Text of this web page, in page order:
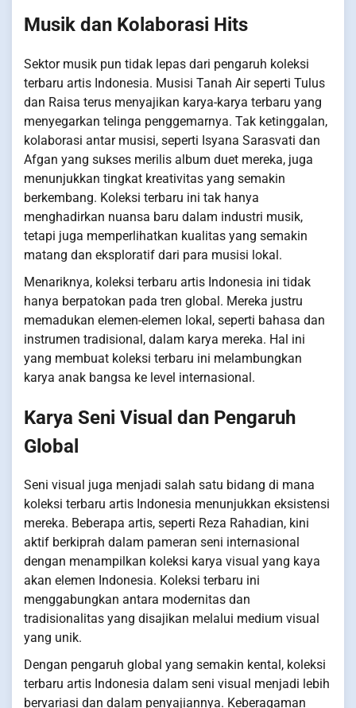
Musik dan Kolaborasi Hits
Sektor musik pun tidak lepas dari pengaruh koleksi
terbaru artis Indonesia. Musisi Tanah Air seperti Tulus
dan Raisa terus menyajikan karya-karya terbaru yang
menyegarkan telinga penggemarnya. Tak ketinggalan,
kolaborasi antar musisi, seperti Isyana Sarasvati dan
Afgan yang sukses merilis album duet mereka, juga
menunjukkan tingkat kreativitas yang semakin
berkembang. Koleksi terbaru ini tak hanya
menghadirkan nuansa baru dalam industri musik,
tetapi juga memperlihatkan kualitas yang semakin
matang dan eksploratif dari para musisi lokal.
Menariknya, koleksi terbaru artis Indonesia ini tidak
hanya berpatokan pada tren global. Mereka justru
memadukan elemen-elemen lokal, seperti bahasa dan
instrumen tradisional, dalam karya mereka. Hal ini
yang membuat koleksi terbaru ini melambungkan
karya anak bangsa ke level internasional.
Karya Seni Visual dan Pengaruh
Global
Seni visual juga menjadi salah satu bidang di mana
koleksi terbaru artis Indonesia menunjukkan eksistensi
mereka. Beberapa artis, seperti Reza Rahadian, kini
aktif berkiprah dalam pameran seni internasional
dengan menampilkan koleksi karya visual yang kaya
akan elemen Indonesia. Koleksi terbaru ini
menggabungkan antara modernitas dan
tradisionalitas yang disajikan melalui medium visual
yang unik.
Dengan pengaruh global yang semakin kental, koleksi
terbaru artis Indonesia dalam seni visual menjadi lebih
bervariasi dan dalam penyajiannya. Keberagaman